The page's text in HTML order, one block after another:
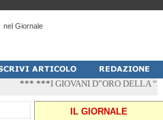
nel Giornale
*** ***I GIOVANI D”ORO DELLA
IL GIORNALE